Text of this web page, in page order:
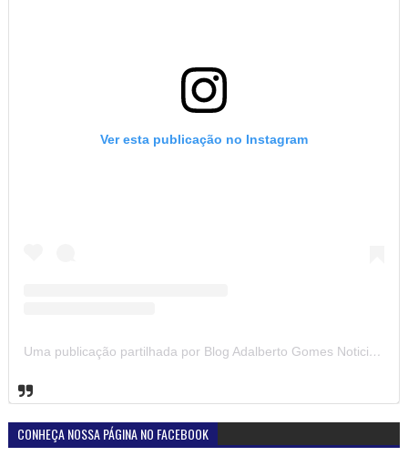
Ver esta publicação no Instagram
Uma publicação partilhada por Blog Adalberto Gomes Noticias (@blogadalbertogomesnoticiass)
CONHEÇA NOSSA PÁGINA NO FACEBOOK